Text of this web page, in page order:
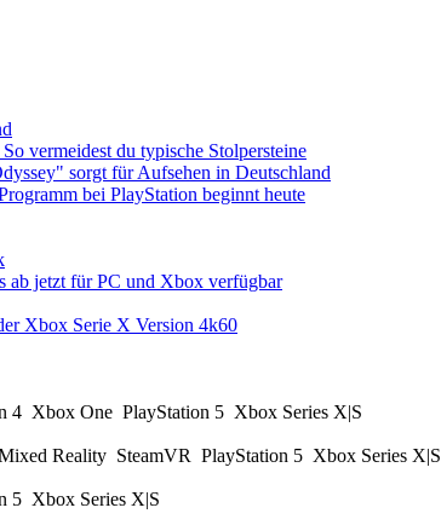
vermeidest du typische Stolpersteine
sorgt für Aufsehen in Deutschland
bei PlayStation beginnt heute
ab jetzt für PC und Xbox verfügbar
Xbox Serie X Version 4k60
4 Xbox One PlayStation 5 Xbox Series X|S
Reality SteamVR PlayStation 5 Xbox Series X|S
5 Xbox Series X|S